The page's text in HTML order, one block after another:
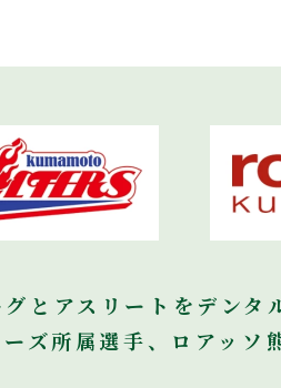
とアスリートを デンタ
ズ所属選手、 ロアッソ